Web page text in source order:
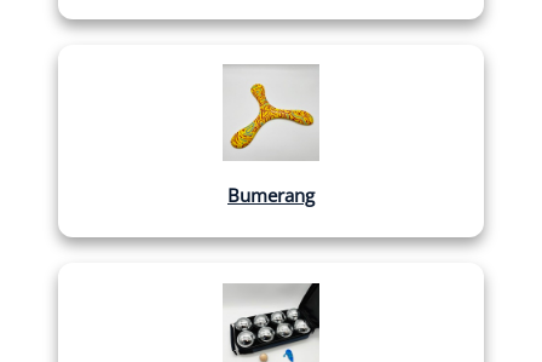
Bumerang